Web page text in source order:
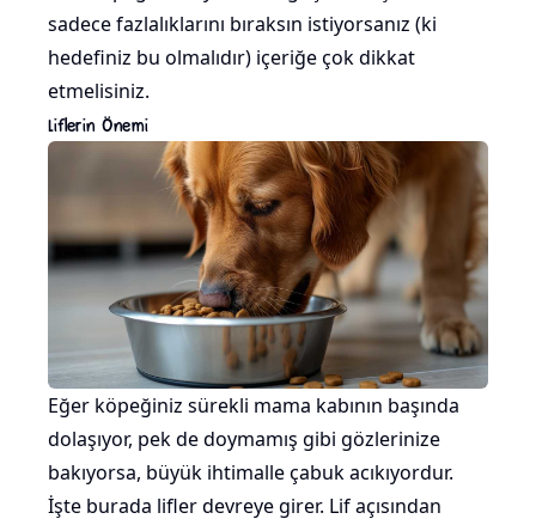
sadece fazlalıklarını bıraksın istiyorsanız (ki
hedefiniz bu olmalıdır) içeriğe çok dikkat
etmelisiniz.
Liflerin Önemi
Eğer köpeğiniz sürekli mama kabının başında
dolaşıyor, pek de doymamış gibi gözlerinize
bakıyorsa, büyük ihtimalle çabuk acıkıyordur.
İşte burada lifler devreye girer. Lif açısından